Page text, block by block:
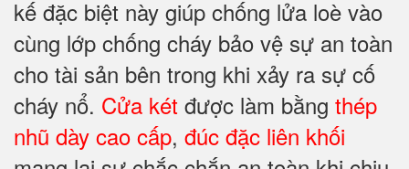
kế đặc biệt này giúp chống lửa loè vào
cùng lớp chống cháy bảo vệ sự an toàn
cho tài sản bên trong khi xảy ra sự cố
cháy nổ. Cửa két được làm bằng thép
nhũ dày cao cấp, đúc đặc liên khối